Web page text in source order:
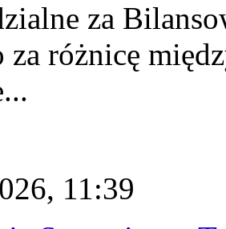
za
różnicę
11:39